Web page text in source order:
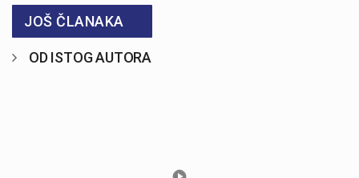
JOŠ ČLANAKA
OD ISTOG AUTORA